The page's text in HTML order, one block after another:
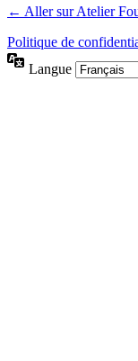
← Aller sur Atelier
Politique de
Langue